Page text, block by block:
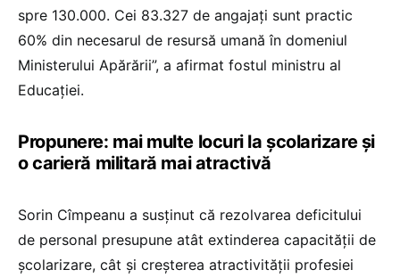
spre 130.000. Cei 83.327 de angajați sunt practic
60% din necesarul de resursă umană în domeniul
Ministerului Apărării”, a afirmat fostul ministru al
Educației.
Propunere: mai multe locuri la școlarizare și
o carieră militară mai atractivă
Sorin Cîmpeanu a susținut că rezolvarea deficitului
de personal presupune atât extinderea capacității de
școlarizare, cât și creșterea atractivității profesiei